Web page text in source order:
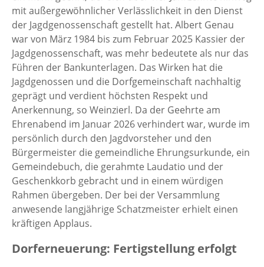
mit außergewöhnlicher Verlässlichkeit in den Dienst
der Jagdgenossenschaft gestellt hat. Albert Genau
war von März 1984 bis zum Februar 2025 Kassier der
Jagdgenossenschaft, was mehr bedeutete als nur das
Führen der Bankunterlagen. Das Wirken hat die
Jagdgenossen und die Dorfgemeinschaft nachhaltig
geprägt und verdient höchsten Respekt und
Anerkennung, so Weinzierl. Da der Geehrte am
Ehrenabend im Januar 2026 verhindert war, wurde im
persönlich durch den Jagdvorsteher und den
Bürgermeister die gemeindliche Ehrungsurkunde, ein
Gemeindebuch, die gerahmte Laudatio und der
Geschenkkorb gebracht und in einem würdigen
Rahmen übergeben. Der bei der Versammlung
anwesende langjährige Schatzmeister erhielt einen
kräftigen Applaus.
Dorferneuerung: Fertigstellung erfolgt